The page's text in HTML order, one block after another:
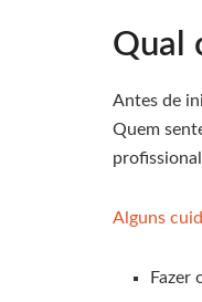
Qual
Antes de
Quem
Alguns
Fazer